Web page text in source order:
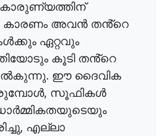
കാരുണ്യത്തിന്
കാരണം അവൻ തൻ്റെ
ഏറ്റവും
കൂടി തൻ്റെ
. ഈ ദൈവിക
, സൂഫികൾ
, എല്ലാ